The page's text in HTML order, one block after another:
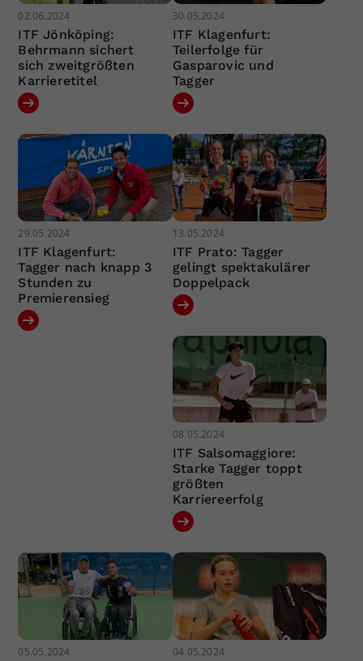
02.06.2024
ITF Jönköping:
Behrmann sichert
sich zweitgrößten
Karrieretitel
30.05.2024
ITF Klagenfurt:
Teilerfolge für
Gasparovic und
Tagger
29.05.2024
ITF Klagenfurt:
Tagger nach knapp 3
Stunden zu
Premierensieg
13.05.2024
ITF Prato: Tagger
gelingt spektakulärer
Doppelpack
08.05.2024
ITF Salsomaggiore:
Starke Tagger toppt
größten
Karriereerfolg
05.05.2024 04.05.2024